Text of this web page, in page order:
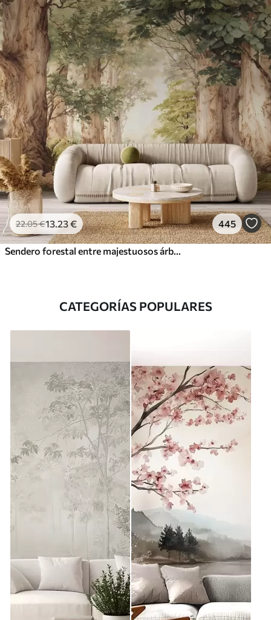
22.05€13.23€ 445
Sendero forestal entre majestuosos árboles en estilo acuarela
CATEGORÍAS POPULARES